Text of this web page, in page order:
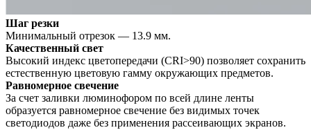
Шаг резки
Минимальный отрезок — 13.9 мм.
Качественный свет
Высокий индекс цветопередачи (CRI>90) позволяет сохранить
естественную цветовую гамму окружающих предметов.
Равномерное свечение
За счет заливки люминофором по всей длине ленты
образуется равномерное свечение без видимых точек
светодиодов даже без применения рассеивающих экранов.